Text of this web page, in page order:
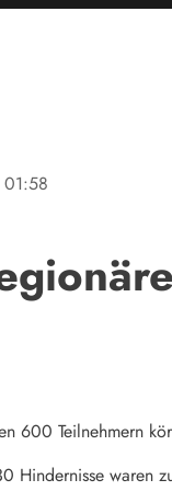
01:58
600 Teilnehmern
Hindernisse waren